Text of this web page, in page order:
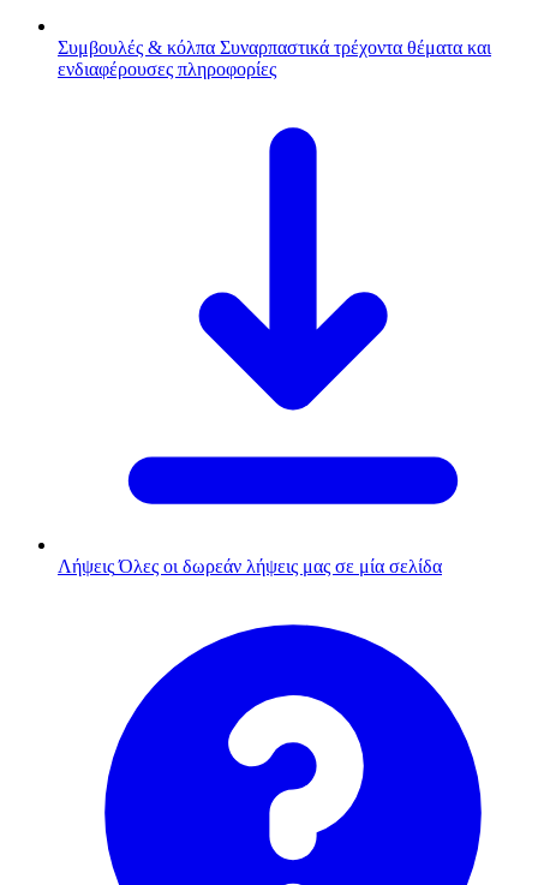
Συμβουλές & κόλπα Συναρπαστικά τρέχοντα θέματα και
ενδιαφέρουσες πληροφορίες
Λήψεις Όλες οι δωρεάν λήψεις μας σε μία σελίδα